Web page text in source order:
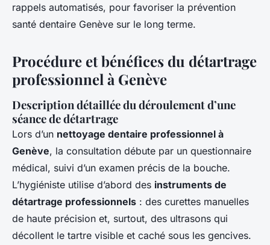
rappels automatisés, pour favoriser la prévention
santé dentaire Genève sur le long terme.
Procédure et bénéfices du détartrage
professionnel à Genève
Description détaillée du déroulement d’une
séance de détartrage
Lors d’un nettoyage dentaire professionnel à
Genève, la consultation débute par un questionnaire
médical, suivi d’un examen précis de la bouche.
L’hygiéniste utilise d’abord des instruments de
détartrage professionnels : des curettes manuelles
de haute précision et, surtout, des ultrasons qui
décollent le tartre visible et caché sous les gencives.